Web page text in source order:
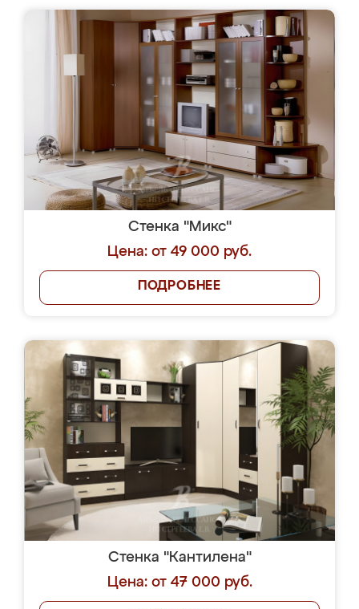
Стенка "Микс"
Цена: от 49 000 руб.
ПОДРОБНЕЕ
Стенка "Кантилена"
Цена: от 47 000 руб.